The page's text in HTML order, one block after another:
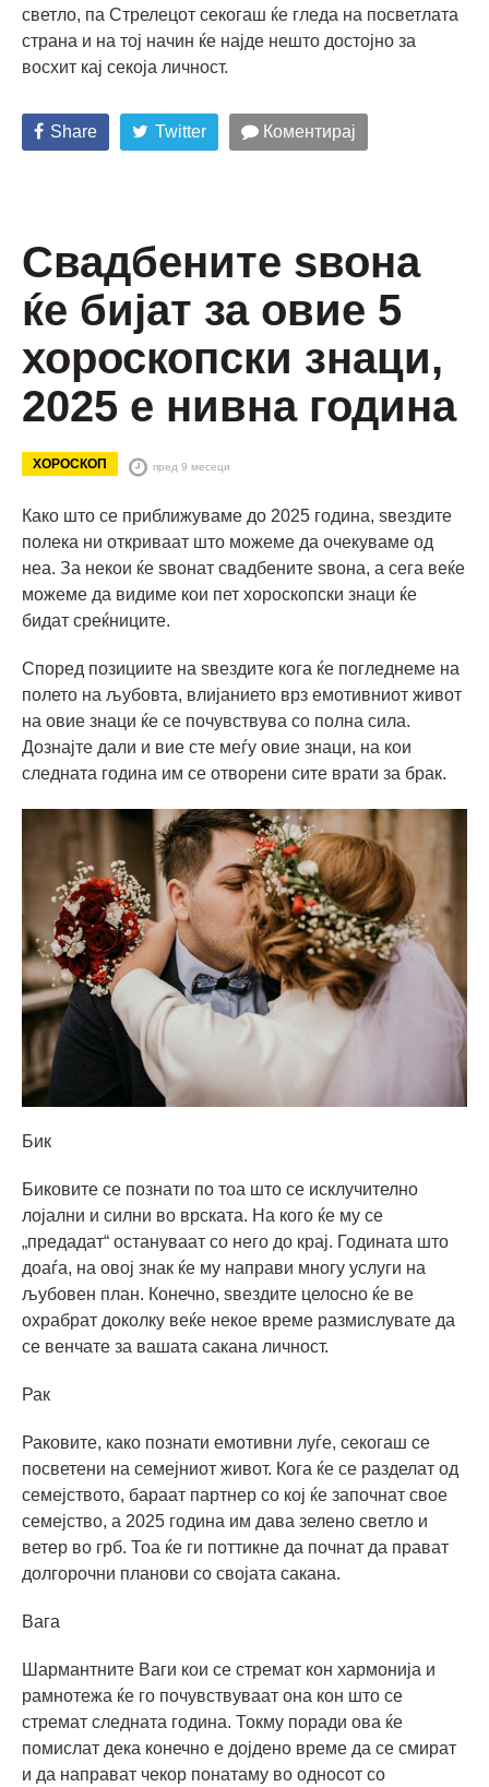
светло, па Стрелецот секогаш ќе гледа на посветлата
страна и на тој начин ќе најде нешто достојно за
восхит кај секоја личност.
Share Twitter Коментирај
Свадбените ѕвона
ќе бијат за овие 5
хороскопски знаци,
2025 е нивна година
ХОРОСКОП пред 9 месеци
Како што се приближуваме до 2025 година, ѕвездите
полека ни откриваат што можеме да очекуваме од
неа. За некои ќе ѕвонат свадбените ѕвона, а сега веќе
можеме да видиме кои пет хороскопски знаци ќе
бидат среќниците.
Според позициите на ѕвездите кога ќе погледнеме на
полето на љубовта, влијанието врз емотивниот живот
на овие знаци ќе се почувствува со полна сила.
Дознајте дали и вие сте меѓу овие знаци, на кои
следната година им се отворени сите врати за брак.
Бик
Биковите се познати по тоа што се исклучително
лојални и силни во врската. На кого ќе му се
„предадат“ остануваат со него до крај. Годината што
доаѓа, на овој знак ќе му направи многу услуги на
љубовен план. Конечно, ѕвездите целосно ќе ве
охрабрат доколку веќе некое време размислувате да
се венчате за вашата сакана личност.
Рак
Раковите, како познати емотивни луѓе, секогаш се
посветени на семејниот живот. Кога ќе се разделат од
семејството, бараат партнер со кој ќе започнат свое
семејство, а 2025 година им дава зелено светло и
ветер во грб. Тоа ќе ги поттикне да почнат да прават
долгорочни планови со својата сакана.
Вага
Шармантните Ваги кои се стремат кон хармонија и
рамнотежа ќе го почувствуваат она кон што се
стремат следната година. Токму поради ова ќе
помислат дека конечно е дојдено време да се смират
и да направат чекор понатаму во односот со